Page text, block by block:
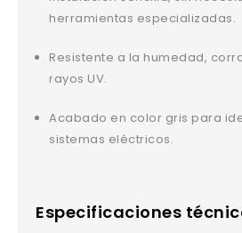
herramientas especializadas.
Resistente a la humedad,
rayos UV.
Acabado en color gris para
sistemas eléctricos.
Especificaciones